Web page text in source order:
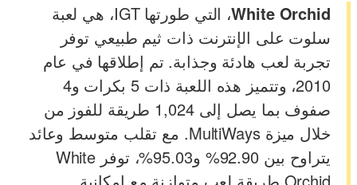
White Orchid
، التي طورتها IGT، هي لعبة
سلوت على الإنترنت ذات ثيم طبيعي توفر
تجربة لعب هادئة وجذابة. تم إطلاقها في عام
2010، وتتميز هذه اللعبة ذات 5 بكرات و4
صفوف بما يصل إلى 1,024 طريقة للفوز من
خلال ميزة MultiWays. مع تقلب متوسط وعائد
يتراوح بين 92.90% و95.03%، توفر White